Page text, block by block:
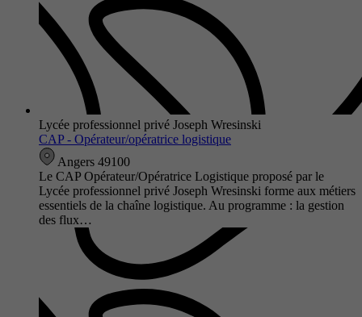
Lycée professionnel privé Joseph Wresinski
CAP - Opérateur/opératrice logistique
Angers 49100
Le CAP Opérateur/Opératrice Logistique proposé par le
Lycée professionnel privé Joseph Wresinski forme aux métiers
essentiels de la chaîne logistique. Au programme : la gestion
des flux…